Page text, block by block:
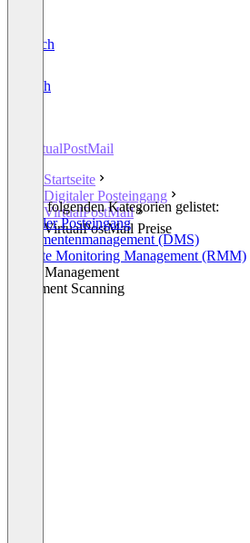
Deutsch
English
VirtualPostMail
Startseite
Digitaler Posteingang
VirtualPostMail
VirtualPostMail Preise
In den folgenden Kategorien gelistet:
Digitaler Posteingang
Dokumentenmanagement (DMS)
Remote Monitoring Management (RMM)
Email Management
Document Scanning